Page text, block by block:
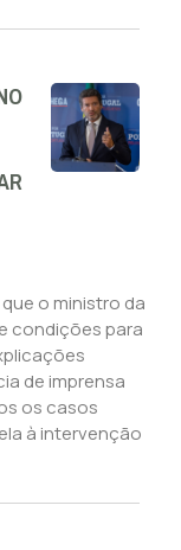
o ministro da
condições para
de imprensa
os casos
à intervenção